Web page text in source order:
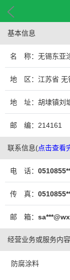
基本信息
名 称：无锡东亚
地 区：江苏省 无
地 址：胡埭镇刘
邮 编：214161
联系信息(点击查看
电 话：
传 真：
邮 箱：
经营业务或服务内容
防腐涂料